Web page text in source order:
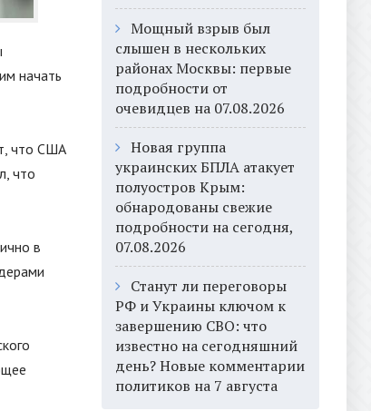
начать
что США
что
в
Мощный взрыв был
слышен в нескольких
районах Москвы: первые
подробности от
очевидцев на 07.08.2026
Новая группа
украинских БПЛА атакует
полуостров Крым:
обнародованы свежие
подробности на сегодня,
07.08.2026
Станут ли переговоры
РФ и Украины ключом к
завершению СВО: что
известно на сегодняшний
день? Новые комментарии
политиков на 7 августа